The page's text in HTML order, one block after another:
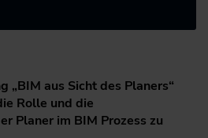
„BIM aus Sicht des Planers“
Rolle und die
Planer im BIM Prozess zu